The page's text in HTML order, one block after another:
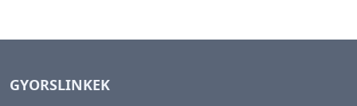
GYORSLINKEK